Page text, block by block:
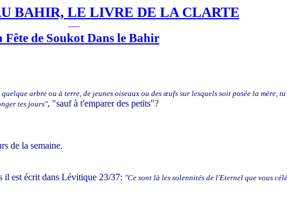
BAHIR, LE LIVRE DE LA CLARTE
----
Fête de Soukot Dans le Bahir
arbre ou à terre, de jeunes oiseaux ou des œufs sur lesquels soit posée la mère,
tes jours", "sauf à t'emparer des petits"?
de la semaine.
il est écrit dans Lévitique 23/37: "Ce sont là les solennités de l'Eternel que vous